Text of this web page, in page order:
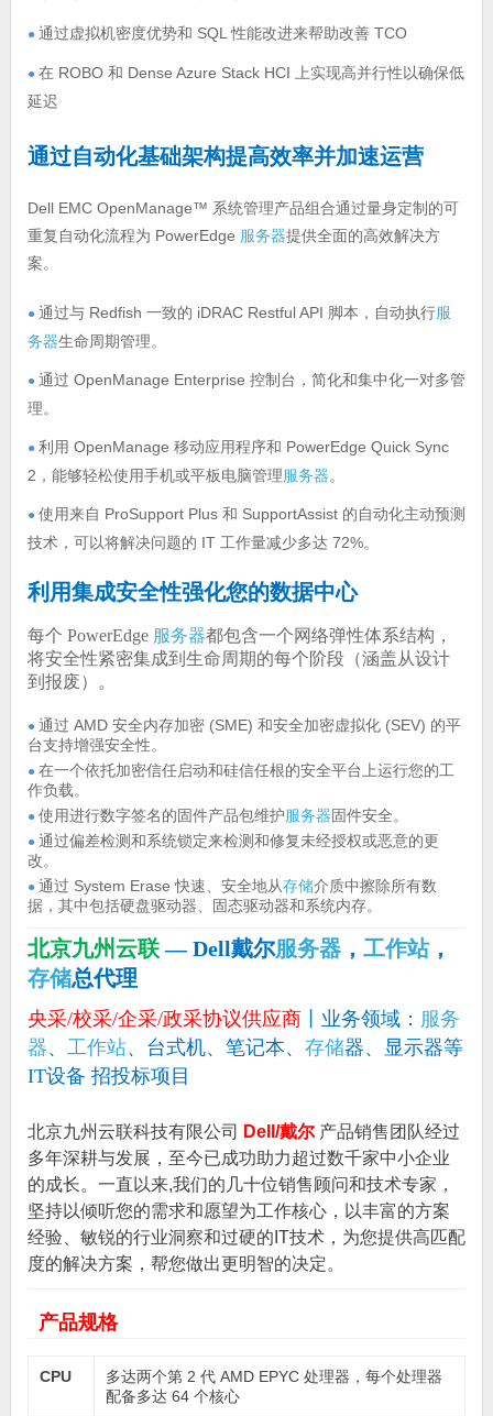
● 通过虚拟机密度优势和 SQL 性能改进来帮助改善 TCO
● 在 ROBO 和 Dense Azure Stack HCI 上实现高并行性以确保低
延迟
通过自动化基础架构提高效率并加速运营
Dell EMC OpenManage™ 系统管理产品组合通过量身定制的可
重复自动化流程为 PowerEdge 服务器提供全面的高效解决方
案。
● 通过与 Redfish 一致的 iDRAC Restful API 脚本，自动执行服
务器生命周期管理。
● 通过 OpenManage Enterprise 控制台，简化和集中化一对多管
理。
● 利用 OpenManage 移动应用程序和 PowerEdge Quick Sync
2，能够轻松使用手机或平板电脑管理服务器。
● 使用来自 ProSupport Plus 和 SupportAssist 的自动化主动预测
技术，可以将解决问题的 IT 工作量减少多达 72%。
利用集成安全性强化您的数据中心
每个 PowerEdge 服务器都包含一个网络弹性体系结构，
将安全性紧密集成到生命周期的每个阶段（涵盖从设计
到报废）。
● 通过 AMD 安全内存加密 (SME) 和安全加密虚拟化 (SEV) 的平
台支持增强安全性。
● 在一个依托加密信任启动和硅信任根的安全平台上运行您的工
作负载。
● 使用进行数字签名的固件产品包维护服务器固件安全。
● 通过偏差检测和系统锁定来检测和修复未经授权或恶意的更
改。
● 通过 System Erase 快速、安全地从存储介质中擦除所有数
据，其中包括硬盘驱动器、固态驱动器和系统内存。
北京九州云联— Dell戴尔服务器， 工作站，
存储总代理
央采/校采/企采/政采协议供应商丨业务领域： 服务
器、 工作站、台式机、笔记本、 存储器、显示器等
IT设备 招投标项目
北京九州云联科技有限公司 Dell/戴尔 产品销售团队经过
多年深耕与发展，至今已成功助力超过数千家中小企业
的成长。一直以来,我们的几十位销售顾问和技术专家，
坚持以倾听您的需求和愿望为工作核心，以丰富的方案
经验、敏锐的行业洞察和过硬的IT技术，为您提供高匹配
度的解决方案，帮您做出更明智的决定。
产品规格
CPU
多达两个第 2 代 AMD EPYC 处理器，每个处理器
配备多达 64 个核心